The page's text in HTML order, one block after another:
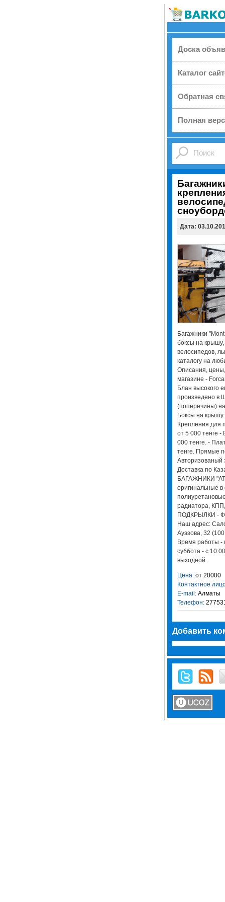
Доска
Каталог
Обратная
Полная
Дата:
Багажники
боксы на
велосипедов,
каталогу на
Описания,
магазине -
Блан высокого
произведено в
(поперечины)
Боксы на крышу
Крепления для
от 5 000 тенге -
000 тенге. -
тенге. Прямые
Авторизованый
Доставка по
БАГАЖНИКИ
оригинальные в
радиатора,
ПОДКРЫЛКИ -
Наш адрес:
Ауэзова, 32
Время работы -
суббота - с
выходной.
Цена:от 20000
Контактное
E-mail:Алматы
Телефон:
Добавить